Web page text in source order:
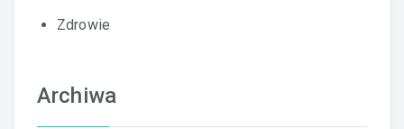
Zdrowie
Archiwa